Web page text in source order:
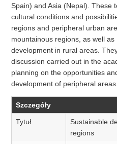
Spain) and Asia (Nepal). These
cultural conditions and
regions and peripheral urban
mountainous regions, as well
development in rural areas.
discussion carried out in the
planning on the opportunities
development of peripheral areas.
Szczegóły
Tytuł
Sustainable
regions